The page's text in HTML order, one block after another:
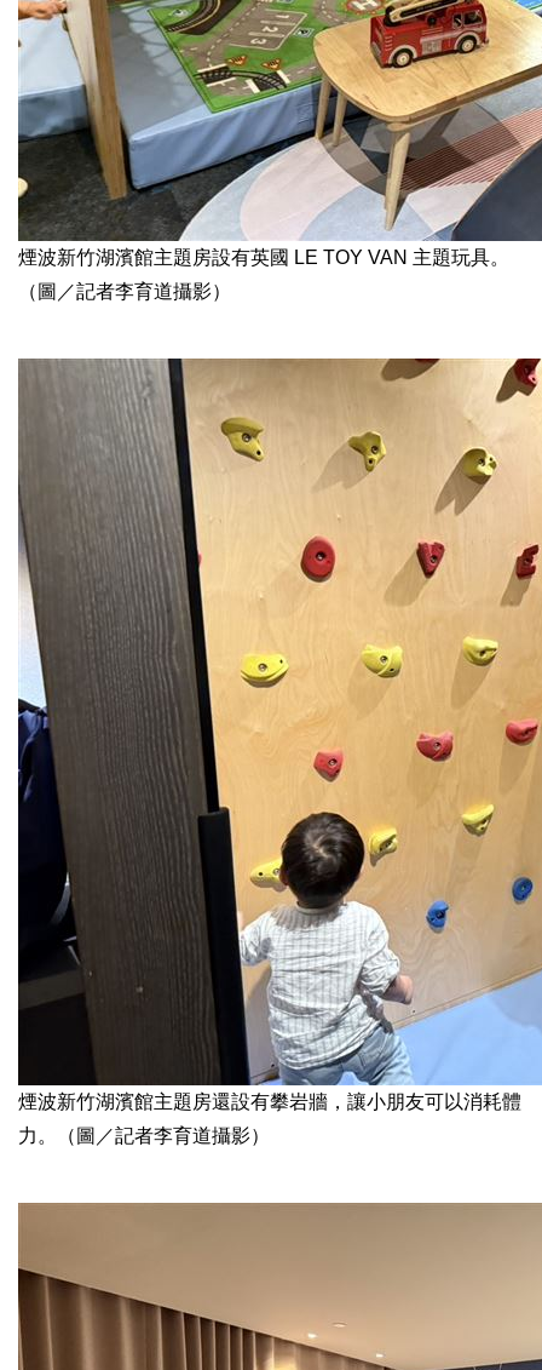
煙波新竹湖濱館主題房設有英國 LE TOY VAN 主題玩具。
（圖／記者李育道攝影）
煙波新竹湖濱館主題房還設有攀岩牆，讓小朋友可以消耗體
力。（圖／記者李育道攝影）